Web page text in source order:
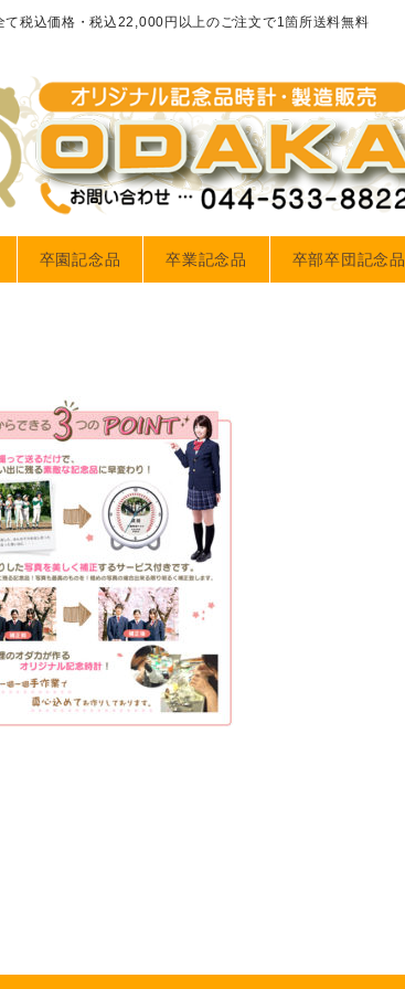
て税込価格・税込22,000円以上のご注文で1箇所送料無料
卒園記念品 卒業記念品 卒部卒団記念品